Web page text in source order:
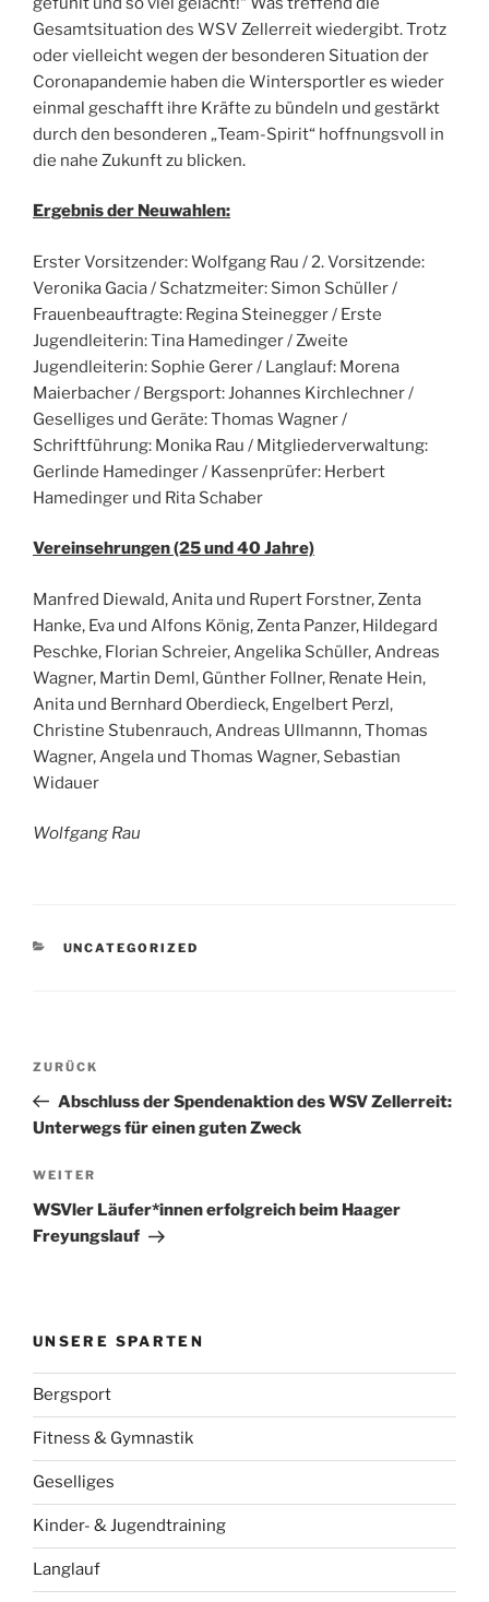
Gesamtsituation des WSV Zellerreit wiedergibt. Trotz
oder vielleicht wegen der besonderen Situation der
Coronapandemie haben die Wintersportler es wieder
einmal geschafft ihre Kräfte zu bündeln und gestärkt
durch den besonderen „Team-Spirit“ hoffnungsvoll in
die nahe Zukunft zu blicken.
Ergebnis der Neuwahlen:
Erster Vorsitzender: Wolfgang Rau / 2. Vorsitzende:
Veronika Gacia / Schatzmeiter: Simon Schüller /
Frauenbeauftragte: Regina Steinegger / Erste
Jugendleiterin: Tina Hamedinger / Zweite
Jugendleiterin: Sophie Gerer / Langlauf: Morena
Maierbacher / Bergsport: Johannes Kirchlechner /
Geselliges und Geräte: Thomas Wagner /
Schriftführung: Monika Rau / Mitgliederverwaltung:
Gerlinde Hamedinger / Kassenprüfer: Herbert
Hamedinger und Rita Schaber
Vereinsehrungen (25 und 40 Jahre)
Manfred Diewald, Anita und Rupert Forstner, Zenta
Hanke, Eva und Alfons König, Zenta Panzer, Hildegard
Peschke, Florian Schreier, Angelika Schüller, Andreas
Wagner, Martin Deml, Günther Follner, Renate Hein,
Anita und Bernhard Oberdieck, Engelbert Perzl,
Christine Stubenrauch, Andreas Ullmannn, Thomas
Wagner, Angela und Thomas Wagner, Sebastian
Widauer
Wolfgang Rau
KATEGORIEN
UNCATEGORIZED
Beitragsnavigation
Vorheriger
Beitrag
ZURÜCK
Abschluss der Spendenaktion des WSV Zellerreit:
Unterwegs für einen guten Zweck
Nächster
Beitrag
WEITER
WSVler Läufer*innen erfolgreich beim Haager
Freyungslauf
UNSERE SPARTEN
Bergsport
Fitness & Gymnastik
Geselliges
Kinder- & Jugendtraining
Langlauf